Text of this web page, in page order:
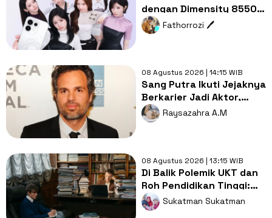
dengan Dimensity 8550
SUPER, Seberapa
Menarik?
Fathorrozi 🖊️
08 Agustus 2026 | 14:15 WIB
Sang Putra Ikuti Jejaknya
Berkarier Jadi Aktor,
Begini Reaksi Mark
Ruffalo
Raysazahra A.M
08 Agustus 2026 | 13:15 WIB
Di Balik Polemik UKT dan
Roh Pendidikan Tinggi:
Saatnya Kampus Elite
Berbagi dengan Kampus
Sukatman Sukatman